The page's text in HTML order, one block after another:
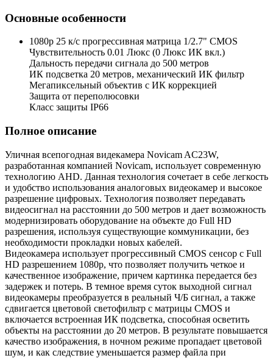
Основные особенности
1080p 25 к/с прогрессивная матрица 1/2.7" CMOS
Чувствительность 0.01 Люкс (0 Люкс ИК вкл.)
Дальность передачи сигнала до 500 метров
ИК подсветка 20 метров, механический ИК фильтр
Мегапиксельный объектив с ИК коррекцией
Защита от переполюсовки
Класс защиты IP66
Полное описание
Уличная всепогодная видекамера Novicam AC23W,
разработанная компанией Novicam, использует современную
технологию AHD. Данная технология сочетает в себе легкость
и удобство использования аналоговых видеокамер и высокое
разрешение цифровых. Технология позволяет передавать
видеосигнал на расстоянии до 500 метров и дает возможность
модернизировать оборудование на объекте до Full HD
разрешения, используя существующие коммуникации, без
необходимости прокладки новых кабелей.
Видеокамера использует прогрессивный CMOS сенсор с Full
HD разрешением 1080p, что позволяет получить четкое и
качественное изображение, причем картинка передается без
задержек и потерь. В темное время суток выходной сигнал
видеокамеры преобразуется в реальный Ч/Б сигнал, а также
сдвигается цветовой светофильтр с матрицы CMOS и
включается встроенная ИК подсветка, способная осветить
объекты на расстоянии до 20 метров. В результате повышается
качество изображения, в ночном режиме пропадает цветовой
шум, и как следствие уменьшается размер файла при